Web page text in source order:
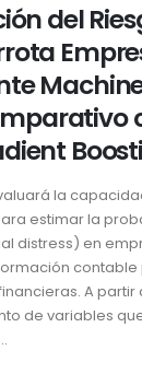
del
la
estimar la
distress) en
A
de variables